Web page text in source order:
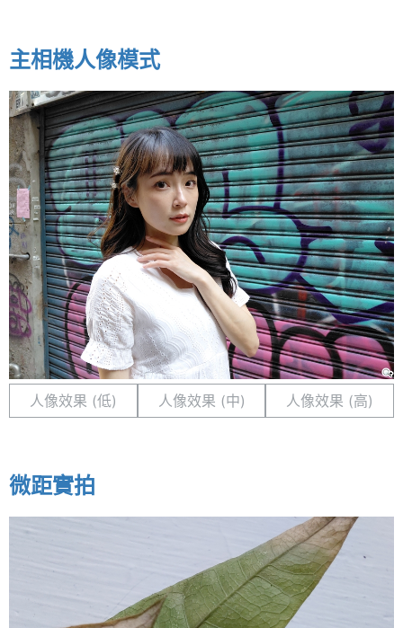
主相機人像模式
人像效果 (低) 人像效果 (中) 人像效果 (高)
微距實拍